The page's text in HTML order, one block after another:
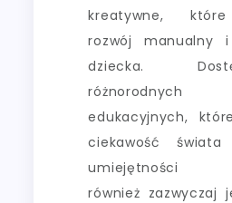
kreatywne,
rozwój manualny i
dziecka.
różnorodnych
edukacyjnych,
ciekawość
umiejętności
również zazwyczaj